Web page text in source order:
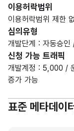
이용허락범위
이용허락범위 제한
심의유형
개발단계 : 자동승인
신청 가능 트래픽
개발계정 : 5,000 /
증가 가능
표준 메타데이